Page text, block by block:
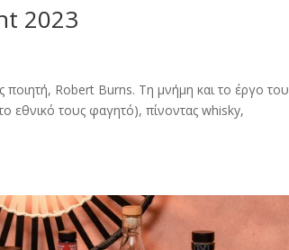
2023
ποιητή, Robert Burns. Τη μνήμη και το έργο του
εθνικό τους φαγητό), πίνοντας whisky,